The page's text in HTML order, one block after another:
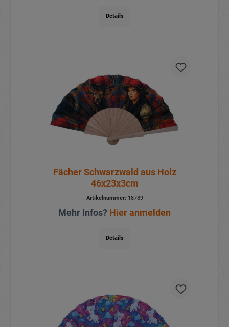
Details
Fächer Schwarzwald aus Holz
46x23x3cm
Artikelnummer:18789
Mehr Infos? Hier anmelden
Details